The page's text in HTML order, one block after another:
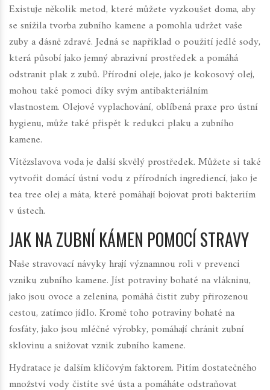
Existuje několik metod, které můžete vyzkoušet doma, aby
se snížila tvorba zubního kamene a pomohla udržet vaše
zuby a dásně zdravé. Jedná se například o použití jedlé sody,
která působí jako jemný abrazivní prostředek a pomáhá
odstranit plak z zubů. Přírodní oleje, jako je kokosový olej,
mohou také pomoci díky svým antibakteriálním
vlastnostem. Olejové vyplachování, oblíbená praxe pro ústní
hygienu, může také přispět k redukci plaku a zubního
kamene.
Vítězslavova voda je další skvělý prostředek. Můžete si také
vytvořit domácí ústní vodu z přírodních ingrediencí, jako je
tea tree olej a máta, které pomáhají bojovat proti bakteriím
v ústech.
JAK NA ZUBNÍ KÁMEN POMOCÍ STRAVY
Naše stravovací návyky hrají významnou roli v prevenci
vzniku zubního kamene. Jíst potraviny bohaté na vlákninu,
jako jsou ovoce a zelenina, pomáhá čistit zuby přirozenou
cestou, zatímco jídlo. Kromě toho potraviny bohaté na
fosfáty, jako jsou mléčné výrobky, pomáhají chránit zubní
sklovinu a snižovat vznik zubního kamene.
Hydratace je dalším klíčovým faktorem. Pitím dostatečného
množství vody čistíte své ústa a pomáháte odstraňovat